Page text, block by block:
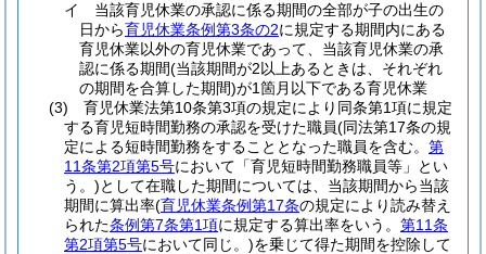
イ
当該育児休業の承認に係る期間の全部が子の出生の
日から育児休業条例第3条の2に規定する期間内にある
育児休業以外の育児休業であって、当該育児休業の承
認に係る期間(当該期間が2以上あるときは、それぞれ
の期間を合算した期間)が1箇月以下である育児休業
(3)
育児休業法第10条第3項の規定により同条第1項に規定
する育児短時間勤務の承認を受けた職員(同法第17条の規
定による短時間勤務をすることとなった職員を含む。 第
11条第2項第5号において「育児短時間勤務職員等」とい
う。)として在職した期間については、当該期間から当該
期間に算出率(育児休業条例第17条の規定により読み替え
られた条例第7条第1項に規定する算出率をいう。 第11条
第2項第5号において同じ。)を乗じて得た期間を控除して